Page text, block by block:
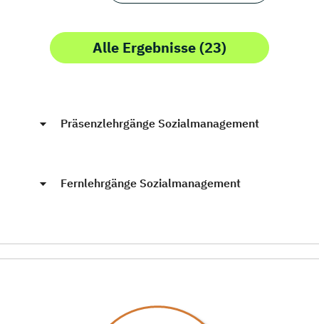
Alle Ergebnisse (23)
Präsenzlehrgänge Sozialmanagement
Fernlehrgänge Sozialmanagement